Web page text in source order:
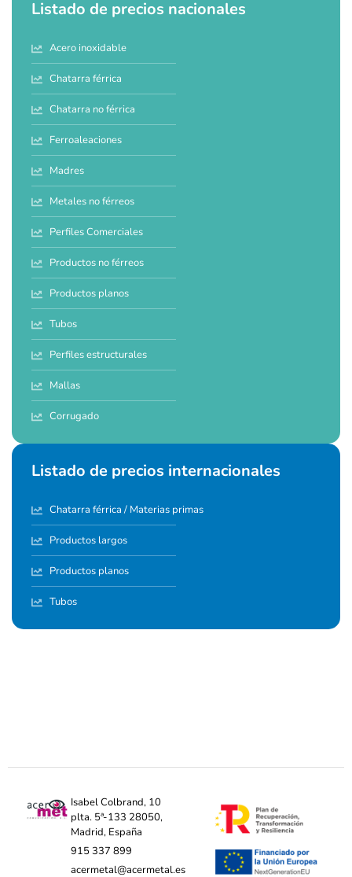
Listado de precios nacionales
Acero inoxidable
Chatarra férrica
Chatarra no férrica
Ferroaleaciones
Madres
Metales no férreos
Perfiles Comerciales
Productos no férreos
Productos planos
Tubos
Perfiles estructurales
Mallas
Corrugado
Listado de precios internacionales
Chatarra férrica / Materias primas
Productos largos
Productos planos
Tubos
Isabel Colbrand, 10
plta. 5ª-133 28050,
Madrid, España
915 337 899
acermetal@acermetal.es